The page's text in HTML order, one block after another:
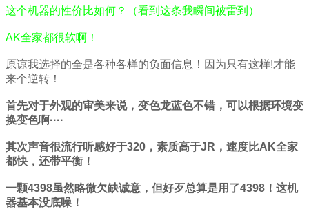
这个机器的性价比如何？（看到这条我瞬间被雷到）
AK全家都很软啊！
原谅我选择的全是各种各样的负面信息！因为只有这样!才能
来个逆转！
首先对于外观的审美来说，变色龙蓝色不错，可以根据环境变
换变色啊····
其次声音很流行听感好于320，素质高于JR，速度比AK全家
都快，还带平衡！
一颗4398虽然略微欠缺诚意，但好歹总算是用了4398！这机
器基本没底噪！